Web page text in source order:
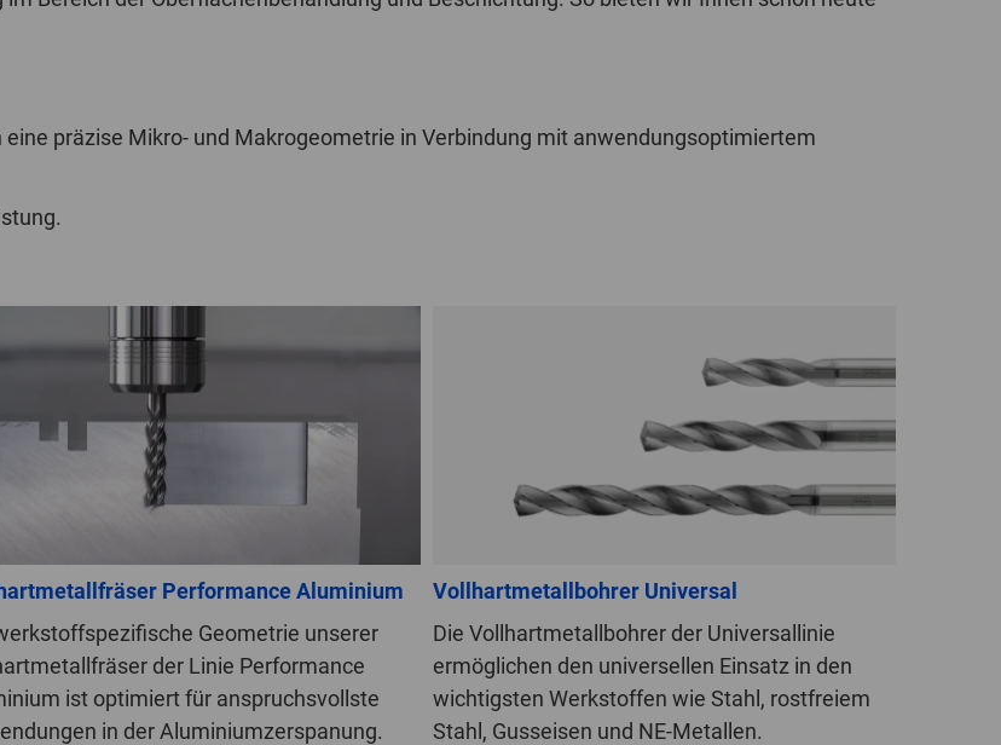
ASIA/PACIFIC
AFRICA
AFRICA
INTERNATIONAL
-
ENGLISH
präzise Mikro- und Makrogeometrie in Verbindung mit anwendungsoptimiertem
Performance Aluminium
Geometrie unserer
der Linie Performance
ist optimiert für anspruchsvollste
in der Aluminiumzerspanung.
Vollhartmetallbohrer Universal
Die Vollhartmetallbohrer der Universallinie
ermöglichen den universellen Einsatz in den
wichtigsten Werkstoffen wie Stahl, rostfreiem
Stahl, Gusseisen und NE-Metallen.